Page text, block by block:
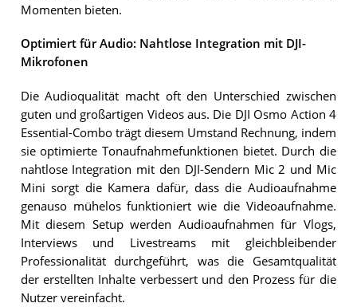
Momenten bieten.
Optimiert für Audio: Nahtlose Integration mit DJI-
Mikrofonen
Die Audioqualität macht oft den Unterschied zwischen
guten und großartigen Videos aus. Die DJI Osmo Action 4
Essential-Combo trägt diesem Umstand Rechnung, indem
sie optimierte Tonaufnahmefunktionen bietet. Durch die
nahtlose Integration mit den DJI-Sendern Mic 2 und Mic
Mini sorgt die Kamera dafür, dass die Audioaufnahme
genauso mühelos funktioniert wie die Videoaufnahme.
Mit diesem Setup werden Audioaufnahmen für Vlogs,
Interviews und Livestreams mit gleichbleibender
Professionalität durchgeführt, was die Gesamtqualität
der erstellten Inhalte verbessert und den Prozess für die
Nutzer vereinfacht.